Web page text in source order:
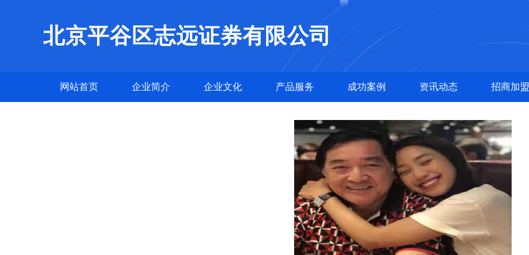
北京平谷区志远证券有限公司
网站首页 企业简介 企业文化 产品服务 成功案例 资讯动态 招商加盟